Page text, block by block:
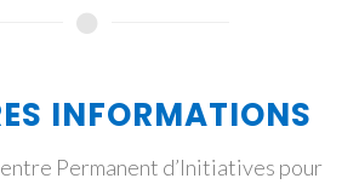
INFORMATIONS
Permanent d’Initiatives pour